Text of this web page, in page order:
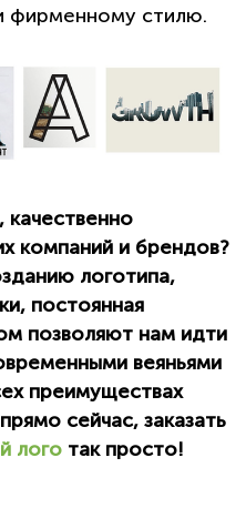
фирменному стилю.
компаний и брендов?
логотипа,
постоянная
позволяют нам идти
веяньями
преимуществах
прямо сейчас, заказать
лого так просто!